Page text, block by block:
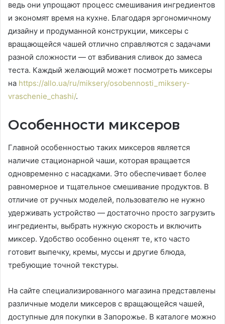
ведь они упрощают процесс смешивания ингредиентов
и экономят время на кухне. Благодаря эргономичному
дизайну и продуманной конструкции, миксеры с
вращающейся чашей отлично справляются с задачами
разной сложности — от взбивания сливок до замеса
теста. Каждый желающий может посмотреть миксеры
на https://allo.ua/ru/miksery/osobennosti_miksery-
vraschenie_chashi/.
Особенности миксеров
Главной особенностью таких миксеров является
наличие стационарной чаши, которая вращается
одновременно с насадками. Это обеспечивает более
равномерное и тщательное смешивание продуктов. В
отличие от ручных моделей, пользователю не нужно
удерживать устройство — достаточно просто загрузить
ингредиенты, выбрать нужную скорость и включить
миксер. Удобство особенно оценят те, кто часто
готовит выпечку, кремы, муссы и другие блюда,
требующие точной текстуры.
На сайте специализированного магазина представлены
различные модели миксеров с вращающейся чашей,
доступные для покупки в Запорожье. В каталоге можно